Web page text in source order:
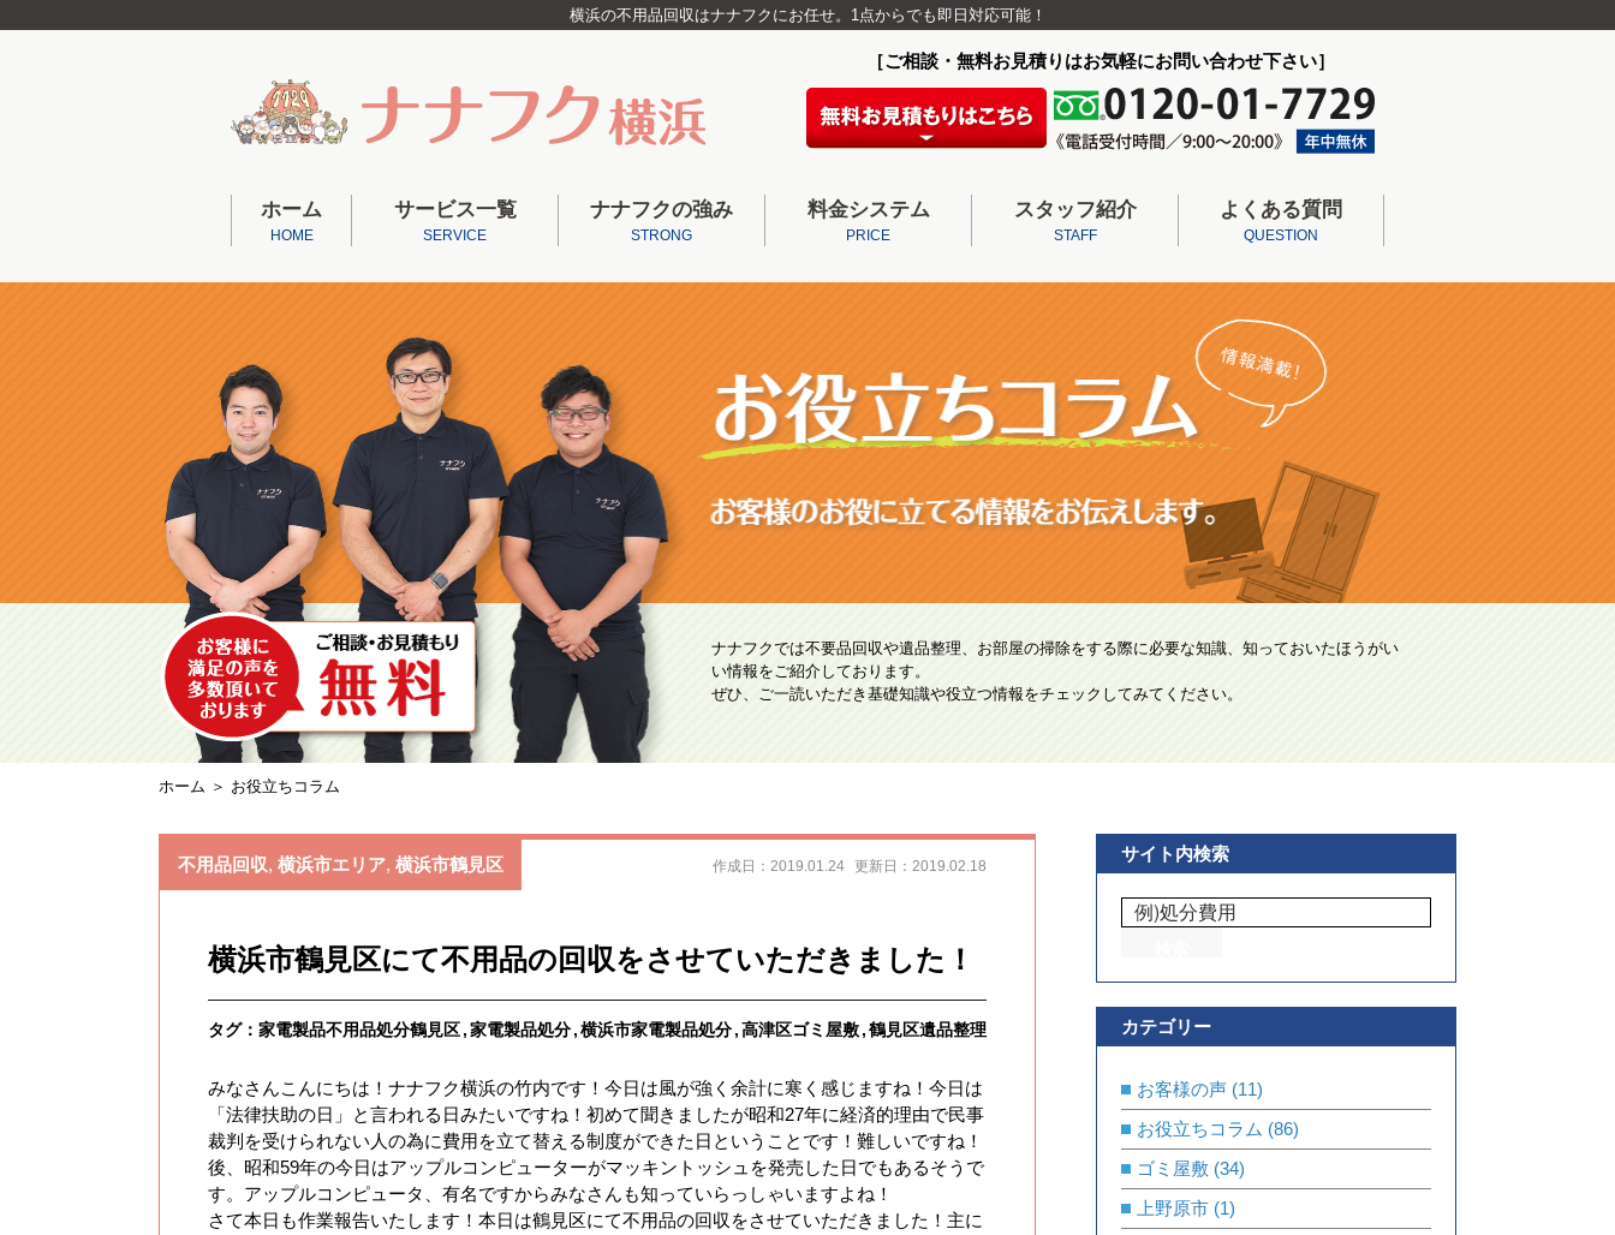
横浜の不用品回収はナナフクにお任せ。1点からでも即日対応可能！
［ご相談・無料お見積りはお気軽にお問い合わせ下さい］
ホーム
HOME
サービス一覧
SERVICE
ナナフクの強み
STRONG
料金システム
PRICE
スタッフ紹介
STAFF
よくある質問
QUESTION
ナナフクでは不要品回収や遺品整理、お部屋の掃除をする際に必要な知識、知っておいたほうがい
い情報をご紹介しております。
ぜひ、ご一読いただき基礎知識や役立つ情報をチェックしてみてください。
ホーム ＞ お役立ちコラム
不用品回収, 横浜市エリア, 横浜市鶴見区 作成日：2019.01.24 更新日：2019.02.18
横浜市鶴見区にて不用品の回収をさせていただきました！
タグ： 家電製品不用品処分鶴見区 家電製品処分 横浜市家電製品処分 高津区ゴミ屋敷 鶴見区遺品整理
みなさんこんにちは！ナナフク横浜の竹内です！今日は風が強く余計に寒く感じますね！今日は
「法律扶助の日」と言われる日みたいですね！初めて聞きましたが昭和27年に経済的理由で民事
裁判を受けられない人の為に費用を立て替える制度ができた日ということです！難しいですね！
後、昭和59年の今日はアップルコンピューターがマッキントッシュを発売した日でもあるそうで
す。アップルコンピュータ、有名ですからみなさんも知っていらっしゃいますよね！
さて本日も作業報告いたします！本日は鶴見区にて不用品の回収をさせていただきました！主に
サイト内検索
カテゴリー
お客様の声 (11)
お役立ちコラム (86)
ゴミ屋敷 (34)
上野原市 (1)